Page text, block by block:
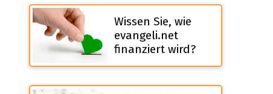
Wissen Sie, wie
evangeli.net
finanziert wird?